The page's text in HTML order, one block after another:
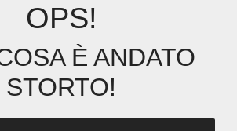
OPS!
È ANDATO
STORTO!